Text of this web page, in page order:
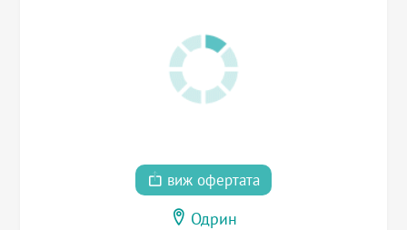
виж офертата
Одрин